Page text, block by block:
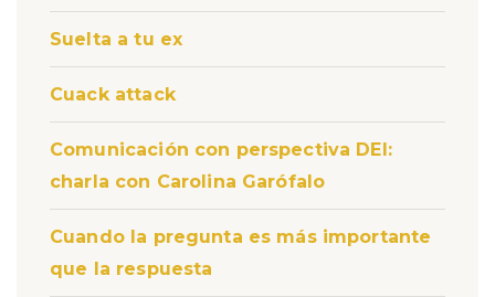
Suelta a tu ex
Cuack attack
Comunicación con perspectiva DEI:
charla con Carolina Garófalo
Cuando la pregunta es más importante
que la respuesta